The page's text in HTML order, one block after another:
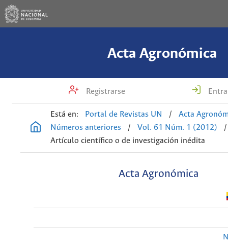
Acta Agronómica
Registrarse
Está en: Portal de Revistas UN /
Acta
Números anteriores
/ Vol. 61 Núm. 1 (2012)
/
Artículo científico o de investigación inédita
Acta Agronómica